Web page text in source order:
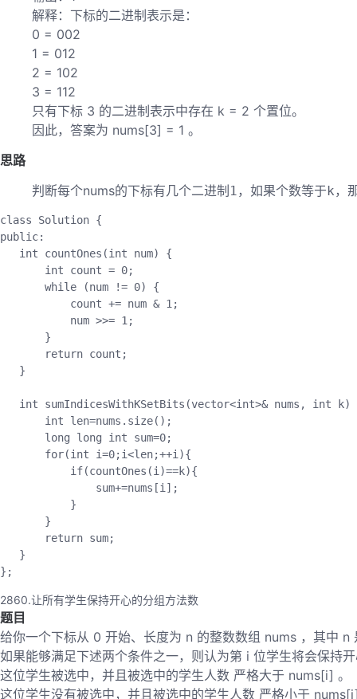
解释：下标的二进制表示是：
0 = 002
1 = 012
2 = 102
3 = 112
只有下标 3 的二进制表示中存在 k = 2 个置位。
因此，答案为 nums[3] = 1 。
思路
判断每个nums的下标有几个二进制1 ，如果个数等于k ，
class Solution {
public:
   int
countOnes (int num)
{
       int count
= 0;
while
(num != 0)
{
           count
+= num & 1 ;
           num
>>= 1 ;
}
return count ;
}
   int
sumIndicesWithKSetBits (vector<int>& nums , int k)
       int len
=nums . size( ) ;
       long long int sum
=0;
for(int i=0;i<len;++i ){
if(countOnes (i )==k){
               sum
+=nums [i ] ;
}
}
return sum;
}
} ;
2860.让所有学生保持开心的分组方法数
题目
给你一个下标从 0 开始、长度为 n 的整数数组 nums ，其中
如果能够满足下述两个条件之一，则认为第 i 位学生将会保持开
这位学生被选中，并且被选中的学生人数 严格大于 nums[i] 。
这位学生没有被选中，并且被选中的学生人数 严格小于 nums[i]